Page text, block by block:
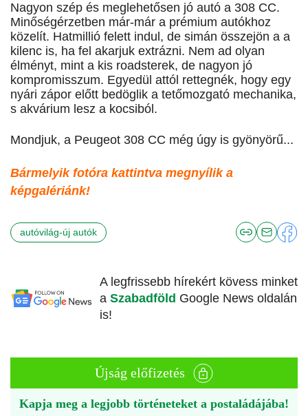
Nagyon szép és meglehetősen jó autó a 308 CC.
Minőségérzetben már-már a prémium autókhoz
közelít. Hatmillió felett indul, de simán összejön a a
kilenc is, ha fel akarjuk extrázni. Nem ad olyan
élményt, mint a kis roadsterek, de nagyon jó
kompromisszum. Egyedül attól rettegnék, hogy egy
nyári zápor előtt bedöglik a tetőmozgató mechanika,
s akvárium lesz a kocsiból.
Mondjuk, a Peugeot 308 CC még úgy is gyönyörű...
Bármelyik fotóra kattintva megnyílik a
képgalériánk!
autóvilág-új autók
A legfrissebb hírekért kövess minket
a Szabadföld Google News oldalán
is!
Újság előfizetés
Kapja meg a legjobb történeteket a postaládájába!